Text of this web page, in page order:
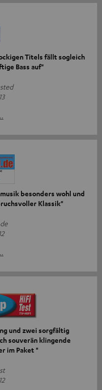
Titels fällt sogleich
Bass auf"
besonders wohl und
Klassik"
und zwei sorgfältig
souverän klingende
im Paket "